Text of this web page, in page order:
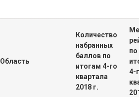
Область
Количество
набранных
баллов по
итогам 4-го
квартала
2018 г.
по
4-